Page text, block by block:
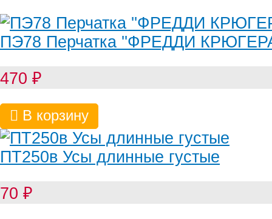
ПЭ78 Перчатка ''ФРЕДДИ
470 ₽
В корзину
ПТ250в Усы длинные густые
70 ₽